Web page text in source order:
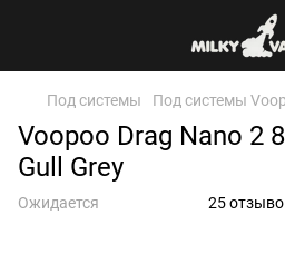
Под системы Под системы
Voopoo Drag Nano 2
Gull Grey
Ожидается 25